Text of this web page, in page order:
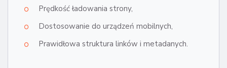
Prędkość ładowania strony,
Dostosowanie do urządzeń mobilnych,
Prawidłowa struktura linków i metadanych.